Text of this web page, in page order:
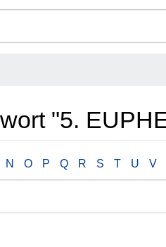
"5.
N O P Q R S T U V